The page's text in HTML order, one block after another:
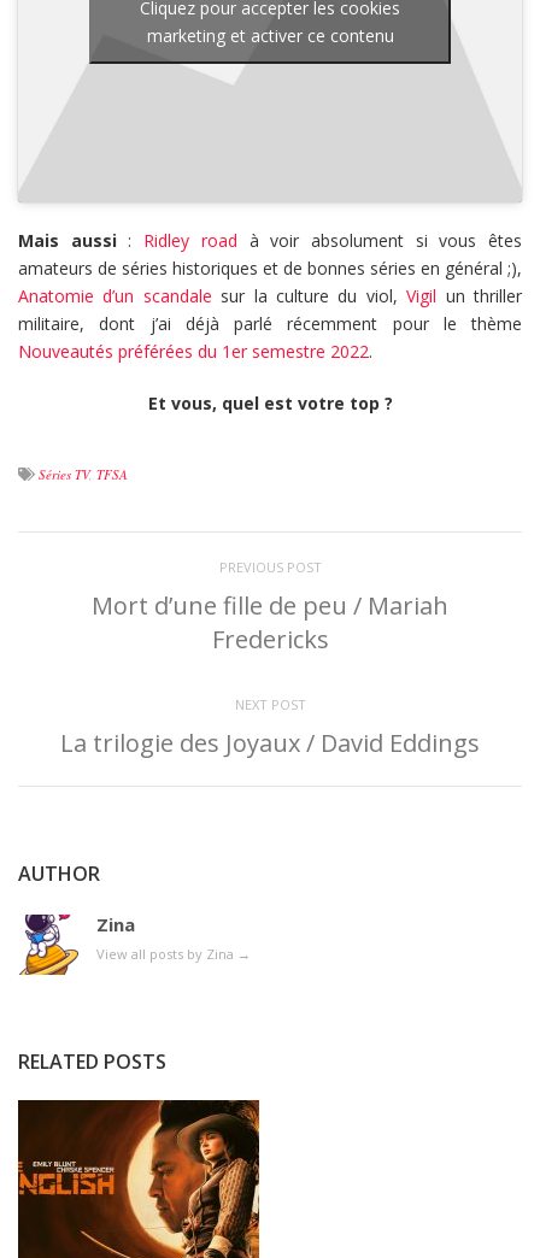
Cliquez pour accepter les cookies
marketing et activer ce contenu
Mais aussi: Ridley road à voir absolument si vous êtes
amateurs de séries historiques et de bonnes séries en général ;),
Anatomie d’un scandale sur la culture du viol,Vigil un thriller
militaire, dont j’ai déjà parlé récemment pour le thème
Nouveautés préférées du 1er semestre 2022.
Et vous, quel est votre top ?
Séries TV, TFSA
PREVIOUS POST
Mort d’une fille de peu / Mariah
Fredericks
NEXT POST
La trilogie des Joyaux / David Eddings
AUTHOR
Zina
View all posts by Zina →
RELATED POSTS